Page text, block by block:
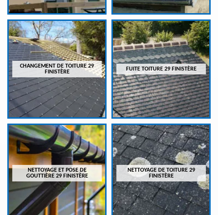
CHANGEMENT DE TOITURE 29
FINISTÈRE
FUITE TOITURE 29 FINISTÈRE
NETTOYAGE ET POSE DE
GOUTTIÈRE 29 FINISTÈRE
NETTOYAGE DE TOITURE 29
FINISTÈRE